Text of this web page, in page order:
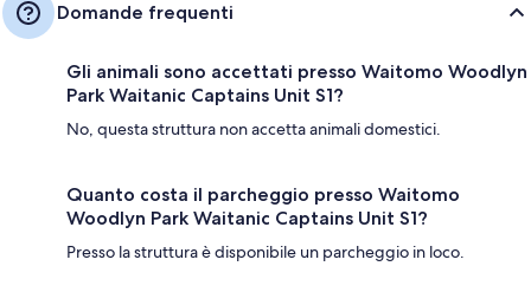
Domande frequenti
Gli animali sono accettati presso Waitomo Woodlyn
Park Waitanic Captains Unit S1?
No, questa struttura non accetta animali domestici.
Quanto costa il parcheggio presso Waitomo
Woodlyn Park Waitanic Captains Unit S1?
Presso la struttura è disponibile un parcheggio in loco.